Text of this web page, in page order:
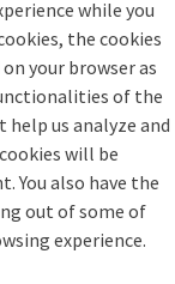
while you
the cookies
your browser as
of the
us analyze and
will be
You also have the
out of some of
experience.